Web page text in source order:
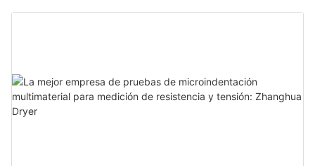
de secado multifuncional con aspas.